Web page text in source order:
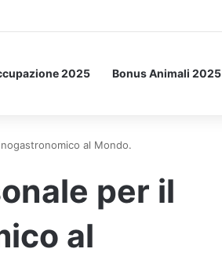
2025 Bonus Animali 2025
al Mondo.
per il
al